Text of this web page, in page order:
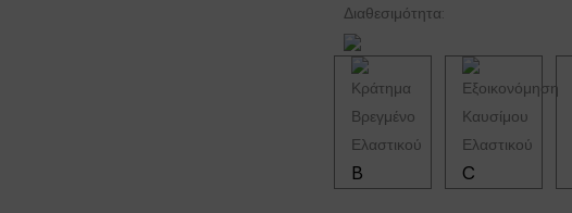
Διαθεσιμότητα:
B C